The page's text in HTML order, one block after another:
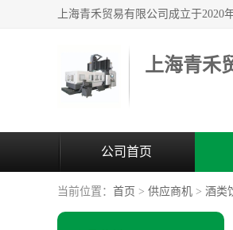
上海青禾
公司首页
当前位置： 首页 > 供应商机 > 酒类